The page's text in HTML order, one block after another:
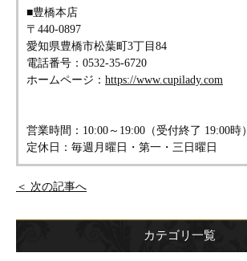
■豊橋本店
〒440-0897
愛知県豊橋市松葉町3丁目84
電話番号：0532-35-6720
ホームページ： https://www.cupilady.com
営業時間：10:00～19:00（受付終了 19:00時）
定休日：毎週月曜日・第一・三日曜日
＜ 次の記事へ
カテゴリ一覧